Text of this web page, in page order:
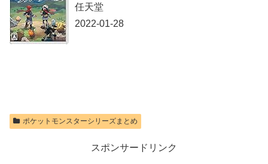
価格：¥10,737
任天堂
2022-01-28
ポケットモンスターシリーズまとめ
スポンサードリンク